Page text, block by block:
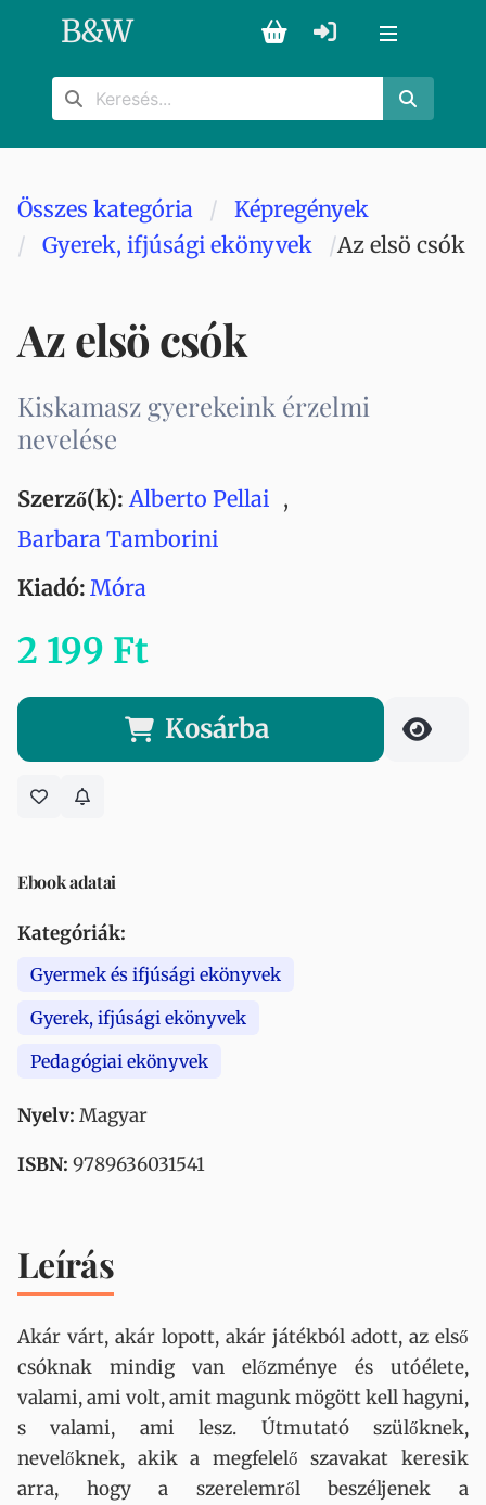
B&W
Összes kategória
Képregények
Gyerek, ifjúsági ekönyvek
Az elsö csók
Az elsö csók
Kiskamasz gyerekeink érzelmi
nevelése
Szerző(k): Alberto Pellai ,
Barbara Tamborini
Kiadó: Móra
2 199 Ft
Kosárba
Ebook adatai
Kategóriák:
Gyermek és ifjúsági ekönyvek
Gyerek, ifjúsági ekönyvek
Pedagógiai ekönyvek
Nyelv: Magyar
ISBN: 9789636031541
Leírás
Akár várt, akár lopott, akár játékból adott, az első
csóknak mindig van előzménye és utóélete,
valami, ami volt, amit magunk mögött kell hagyni,
s valami, ami lesz. Útmutató szülőknek,
nevelőknek, akik a megfelelő szavakat keresik
arra, hogy a szerelemről beszéljenek a